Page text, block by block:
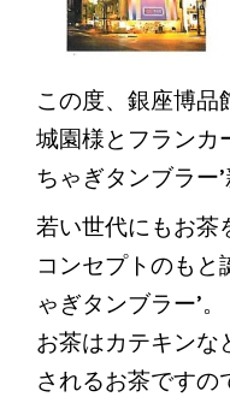
この度、銀座博品
城園様とフランカ
ちゃぎタンブラー’
若い世代にもお茶
コンセプトのもと
ゃぎタンブラー’。
お茶はカテキンな
されるお茶ですの